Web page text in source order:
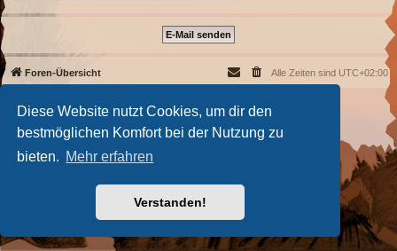
Diese Website nutzt Cookies, um dir den
bestmöglichen Komfort bei der Nutzung zu
bieten. Mehr erfahren
Verstanden!
Foren-Übersicht Alle Zeiten sind UTC+02:00
Powered by phpBB
® Forum Software © phpBB Limited
Deutsche Übersetzung durch
Datenschutz|Nutzungsbedingungen